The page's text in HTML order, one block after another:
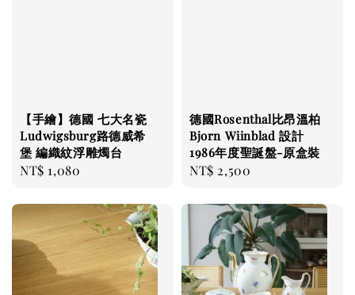
【手繪】德國 七大名瓷
Ludwigsburg路德威希
堡 編織紋浮雕燭台
Regular
NT$ 1,080
德國Rosenthal比昂溫柏
Bjorn Wiinblad 設計
1986年度聖誕盤-原盒裝
Regular
NT$ 2,500